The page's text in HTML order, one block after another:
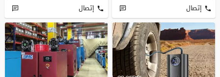
إتصال إتصال